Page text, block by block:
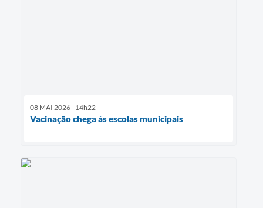
08 MAI 2026 - 14h22
Vacinação chega às escolas municipais